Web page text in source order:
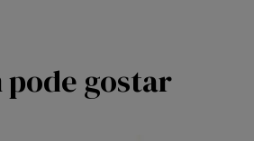
pode gostar